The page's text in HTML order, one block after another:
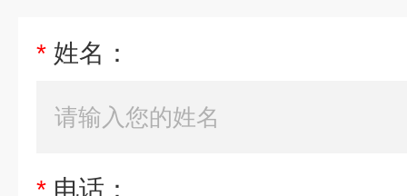
* 姓名：
* 电话：